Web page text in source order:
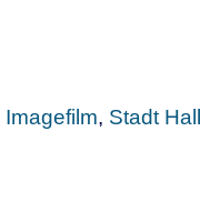
Imagefilm, Stadt